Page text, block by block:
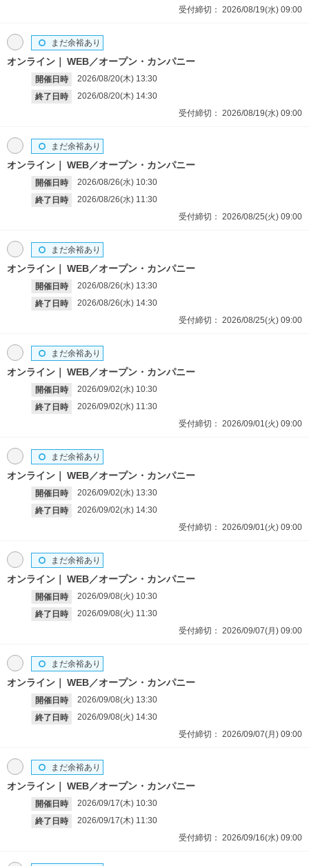
受付締切： 2026/08/19(水) 09:00
オンライン WEB／オープン・カンパニー
開催日時 2026/08/20(木) 13:30
終了日時
2026/08/20(木) 14:30
まだ余裕あり
受付締切： 2026/08/19(水) 09:00
オンライン WEB／オープン・カンパニー
開催日時 2026/08/26(水) 10:30
終了日時
2026/08/26(水) 11:30
まだ余裕あり
受付締切： 2026/08/25(火) 09:00
オンライン WEB／オープン・カンパニー
開催日時 2026/08/26(水) 13:30
終了日時
2026/08/26(水) 14:30
まだ余裕あり
受付締切： 2026/08/25(火) 09:00
オンライン WEB／オープン・カンパニー
開催日時 2026/09/02(水) 10:30
終了日時
2026/09/02(水) 11:30
まだ余裕あり
受付締切： 2026/09/01(火) 09:00
オンライン WEB／オープン・カンパニー
開催日時 2026/09/02(水) 13:30
終了日時
2026/09/02(水) 14:30
まだ余裕あり
受付締切： 2026/09/01(火) 09:00
オンライン WEB／オープン・カンパニー
開催日時 2026/09/08(火) 10:30
終了日時
2026/09/08(火) 11:30
まだ余裕あり
受付締切： 2026/09/07(月) 09:00
オンライン WEB／オープン・カンパニー
開催日時 2026/09/08(火) 13:30
終了日時
2026/09/08(火) 14:30
まだ余裕あり
受付締切： 2026/09/07(月) 09:00
オンライン WEB／オープン・カンパニー
開催日時 2026/09/17(木) 10:30
終了日時
2026/09/17(木) 11:30
まだ余裕あり
受付締切： 2026/09/16(水) 09:00